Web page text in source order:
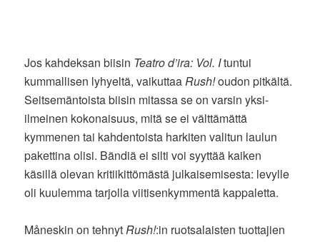
Jos kahdeksan biisin Teatro d’ira: Vol. Ituntui
kummallisen lyhyeltä, vaikuttaa Rush!oudon pitkältä.
Seitsemäntoista biisin mitassa se on varsin yksi-
ilmeinen kokonaisuus, mitä se ei välttämättä
kymmenen tai kahdentoista harkiten valitun laulun
pakettina olisi. Bändiä ei silti voi syyttää kaiken
käsillä olevan kritiikittömästä julkaisemisesta: levylle
oli kuulemma tarjolla viitisenkymmentä kappaletta.
Måneskin on tehnyt Rush!:in ruotsalaisten tuottajien